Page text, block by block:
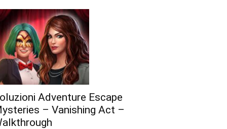
Adventure Escape
– Vanishing Act –